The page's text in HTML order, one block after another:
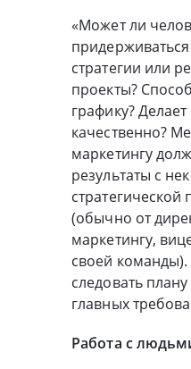
«Может ли
стратегии или
проекты?
графику?
качественно?
маркетингу
результаты с
(обычно от
маркетингу,
своей
следовать
главных
Работа с